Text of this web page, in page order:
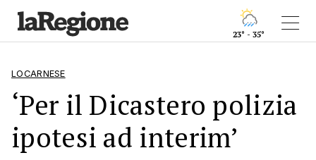
23° - 35°
LOCARNESE
‘Per il Dicastero polizia
ipotesi ad interim’